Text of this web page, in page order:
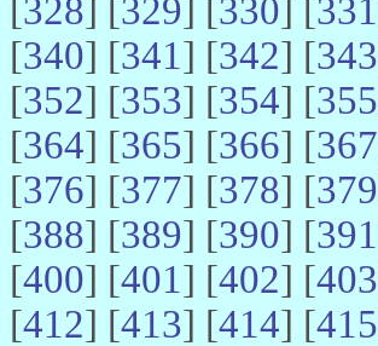
[328] [329] [330] [331
[340] [341] [342] [343
[352] [353] [354] [355
[364] [365] [366] [367
[376] [377] [378] [379
[388] [389] [390] [391
[400] [401] [402] [403
[412] [413] [414] [415